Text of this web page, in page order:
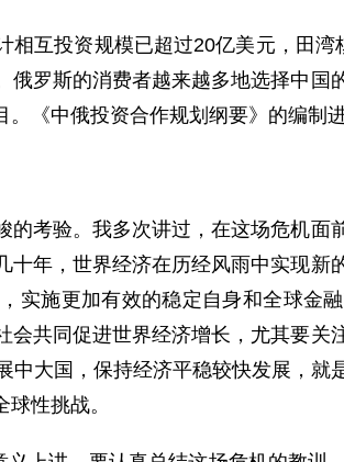
投资规模已超过20亿美元，田湾
罗斯的消费者越来越多地选择中
《中俄投资合作规划纲要》的编制进
验。我多次讲过，在这场危机面
年，世界经济在历经风雨中实现新
实施更加有效的稳定自身和全球金
共同促进世界经济增长，尤其要
大国，保持经济平稳较快发展，
性挑战。